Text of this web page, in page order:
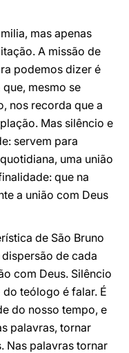
mas apenas
A missão de
podemos dizer é
mesmo se
nos recorda que a
Mas silêncio e
servem para
uma união
que na
a união com Deus
de São Bruno
de cada
com Deus. Silêncio
teólogo é falar. É
do nosso tempo, e
palavras, tornar
Nas palavras tornar